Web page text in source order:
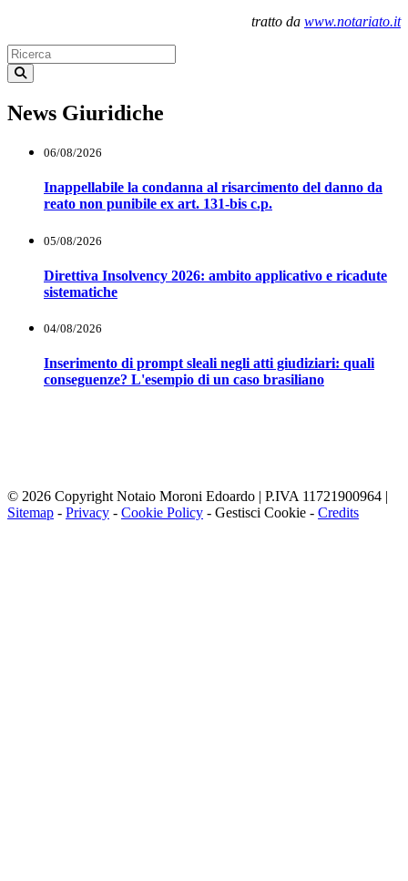
tratto da www.notariato.it
News Giuridiche
06/08/2026
Inappellabile la condanna al risarcimento del danno da
reato non punibile ex art. 131-bis c.p.
05/08/2026
Direttiva Insolvency 2026: ambito applicativo e ricadute
sistematiche
04/08/2026
Inserimento di prompt sleali negli atti giudiziari: quali
conseguenze? L'esempio di un caso brasiliano
© 2026 Copyright Notaio Moroni Edoardo | P.IVA 11721900964 |
Sitemap - Privacy - Cookie Policy - Gestisci Cookie - Credits